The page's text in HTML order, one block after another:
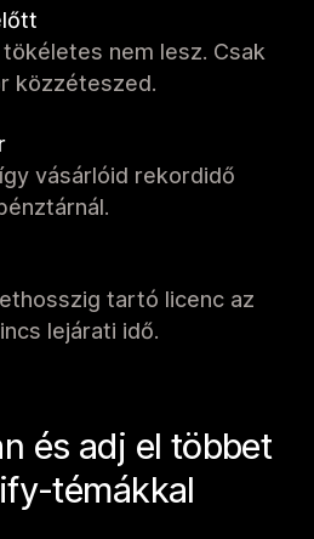
nem lesz. Csak
közzéteszed.
vásárlóid rekordidő
tartó licenc az
lejárati idő.
és adj el többet
témákkal